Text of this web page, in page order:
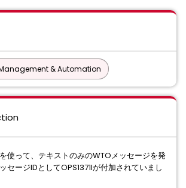
Management & Automation
使って、テキストのみのWTOメッセージを発
セージIDとしてOPS1371Iが付加されていまし